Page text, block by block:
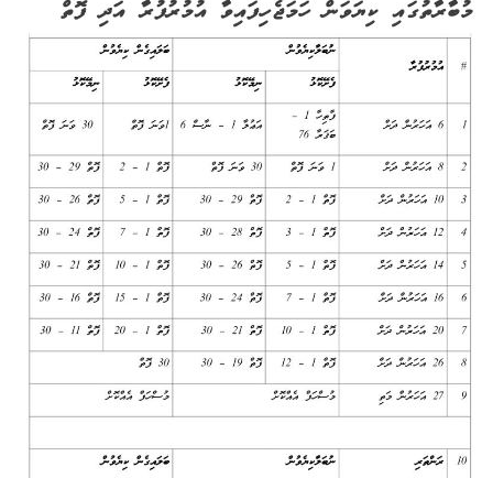
މުބާރާތުގައި ކިޔަވަން ހަމަޖެހިފައިވާ އުމުރުފުރާ އަދި ފޮތް